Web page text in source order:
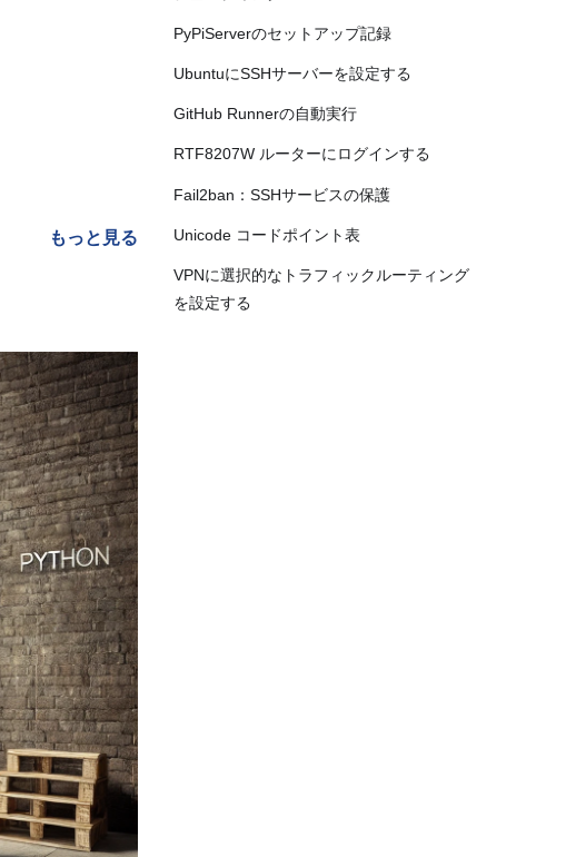
もっと見る
PyPiServerのセットアップ記録
UbuntuにSSHサーバーを設定する
GitHub Runnerの自動実行
RTF8207W ルーターにログインする
Fail2ban：SSHサービスの保護
Unicode コードポイント表
VPNに選択的なトラフィックルーティング
を設定する